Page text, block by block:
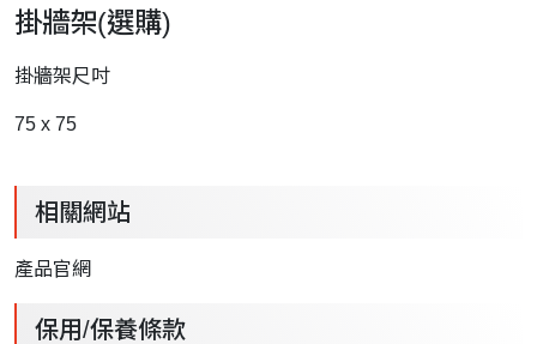
掛牆架(選購)
掛牆架尺吋
75 x 75
相關網站
產品官網
保用/保養條款